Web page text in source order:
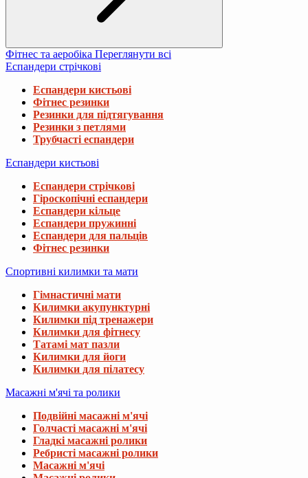
Фітнес та аеробіка Переглянути всі
Еспандери стрічкові
Еспандери кистьові
Фітнес резинки
Резинки для підтягування
Резинки з петлями
Трубчасті еспандери
Еспандери кистьові
Еспандери стрічкові
Гіроскопічні еспандери
Еспандери кільце
Еспандери пружинні
Еспандери для пальців
Фітнес резинки
Спортивні килимки та мати
Гімнастичні мати
Килимки акупунктурні
Килимки під тренажери
Килимки для фітнесу
Татамі мат пазли
Килимки для йоги
Килимки для пілатесу
Масажні м'ячі та ролики
Подвійні масажні м'ячі
Голчасті масажні м'ячі
Гладкі масажні ролики
Ребристі масажні ролики
Масажні м'ячі